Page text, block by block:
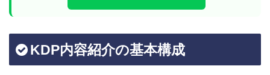
KDP内容紹介の基本構成